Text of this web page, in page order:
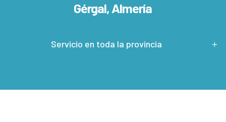
Gérgal, Almería
Servicio en toda la provincia